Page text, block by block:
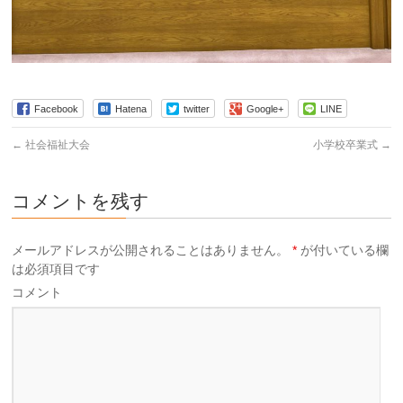
Facebook Hatena twitter Google+ LINE
← 社会福祉大会 小学校卒業式 →
コメントを残す
メールアドレスが公開されることはありません。 * が付いている欄
は必須項目です
コメント